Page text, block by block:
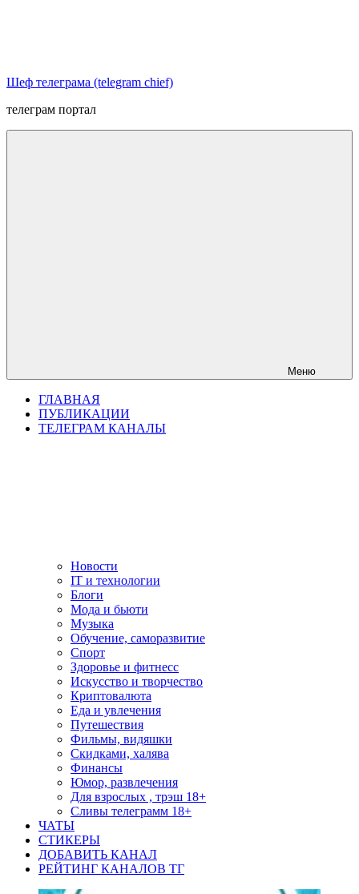
Шеф телеграма (telegram chief)
телеграм портал
Меню
ГЛАВНАЯ
ПУБЛИКАЦИИ
ТЕЛЕГРАМ КАНАЛЫ
Новости
IT и технологии
Блоги
Мода и бьюти
Музыка
Обучение, саморазвитие
Спорт
Здоровье и фитнесс
Искусство и творчество
Криптовалюта
Еда и увлечения
Путешествия
Фильмы, видяшки
Скидками, халява
Финансы
Юмор, развлечения
Для взрослых , трэш 18+
Сливы телеграмм 18+
ЧАТЫ
СТИКЕРЫ
ДОБАВИТЬ КАНАЛ
РЕЙТИНГ КАНАЛОВ ТГ